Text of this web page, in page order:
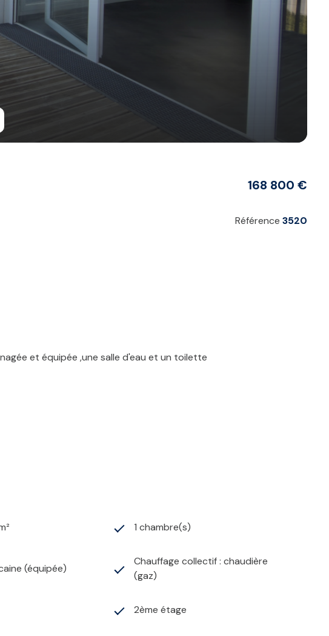
168 800 €
Référence 3520
et équipée ,une salle d'eau et un toilette
1 chambre(s)
(équipée)
Chauffage collectif : chaudière
(gaz)
2ème étage